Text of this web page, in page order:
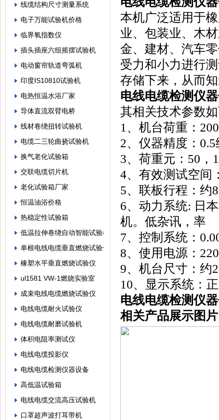
线缆结构尺寸测量系统
电子万能试验机价格
临界氧指数仪
插头插座六组摇摆试验机
电动窗帘轨道弯弧机
印度IS10810试验机
电热恒温水浴厂家
导体直流双臂电桥
线材卷绕扭转试验机
电缆二三轮曲挠试验机
换气老化试验箱
交联电缆切片机
老化试验箱厂家
恒温油浴价格
热稳定性试验箱
低温拉伸卷绕自动智能试验机
单根电线电缆垂直燃烧试验仪
橡塑水平垂直燃烧试验仪
ul1581 VW-1燃烧实验室
成束电线电缆燃烧试验仪
电线电缆耐火试验仪
电线电缆耐磨试验机
体积电阻率测试仪
电线电缆投影仪
电线电缆检测仪器设备
高低温试验箱
电线电缆交流高压试验机
口罩超声波打耳带机
本机广泛适用于
业、包装业、木
金、建材、汽车
受力和小力进行
存储下来，从而
电线电缆检测仪
其相关技术参数
1、机台荷重：
2、仪器精度：0.5
3、荷重元：50，
4、有效测试空间
5、联板行程：约
6、动力系统: 日
机。低杂讯，率
7、控制系统：
8、使用电源：
9、机台尺寸：约
10、显示系统：
电线电缆检测仪
相关产品展示图